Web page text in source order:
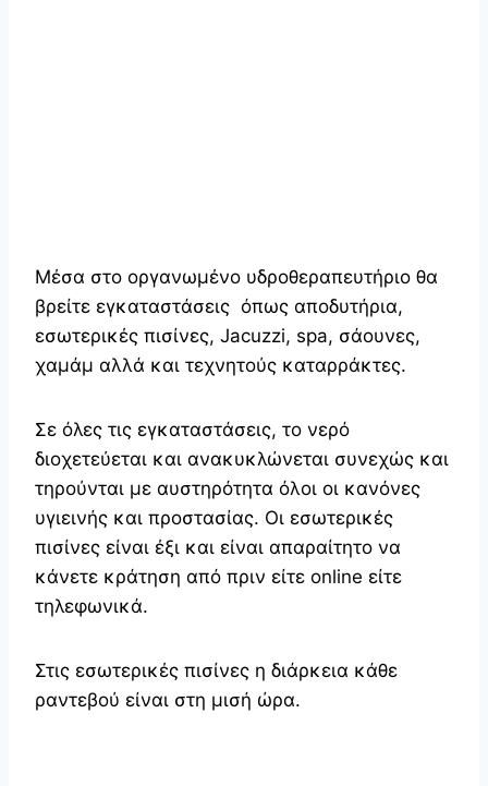
Μέσα στο οργανωμένο υδροθεραπευτήριο θα
βρείτε εγκαταστάσεις όπως αποδυτήρια,
εσωτερικές πισίνες, Jacuzzi, spa, σάουνες,
χαμάμ αλλά και τεχνητούς καταρράκτες.
Σε όλες τις εγκαταστάσεις, το νερό
διοχετεύεται και ανακυκλώνεται συνεχώς και
τηρούνται με αυστηρότητα όλοι οι κανόνες
υγιεινής και προστασίας. Οι εσωτερικές
πισίνες είναι έξι και είναι απαραίτητο να
κάνετε κράτηση από πριν είτε online είτε
τηλεφωνικά.
Στις εσωτερικές πισίνες η διάρκεια κάθε
ραντεβού είναι στη μισή ώρα.